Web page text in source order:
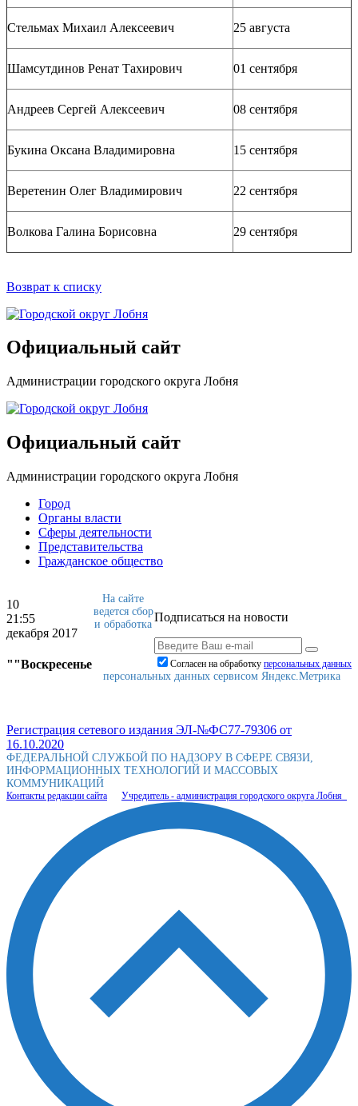
Стельмах Михаил Алексеевич 25 августа
Шамсутдинов Ренат Тахирович 01 сентября
Андреев Сергей Алексеевич 08 сентября
Букина Оксана Владимировна 15 сентября
Веретенин Олег Владимирович 22 сентября
Волкова Галина Борисовна 29 сентября
Возврат к списку
Официальный сайт
Администрации городского округа Лобня
Официальный сайт
Администрации городского округа Лобня
Город
Органы власти
Сферы деятельности
Представительства
Гражданское общество
10
21:55
декабря 2017
""Воскресенье
Подписаться на новости
Согласен на обработку персональныx данных
На сайте
ведется сбор
и обработка
персональных данных сервисом Яндекс.Метрика
Регистрация сетевого издания ЭЛ-№ФС77-79306 от
16.10.2020
ФЕДЕРАЛЬНОЙ СЛУЖБОЙ ПО НАДЗОРУ В СФЕРЕ СВЯЗИ,
ИНФОРМАЦИОННЫХ ТЕХНОЛОГИЙ И МАССОВЫХ
КОММУНИКАЦИЙ
Контакты редакции сайта Учредитель - администрация городского округа Лобня